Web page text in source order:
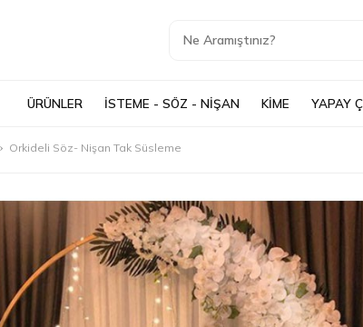
ÜRÜNLER İSTEME - SÖZ - NİŞAN KİME YAPAY
Orkideli Söz- Nişan Tak Süsleme